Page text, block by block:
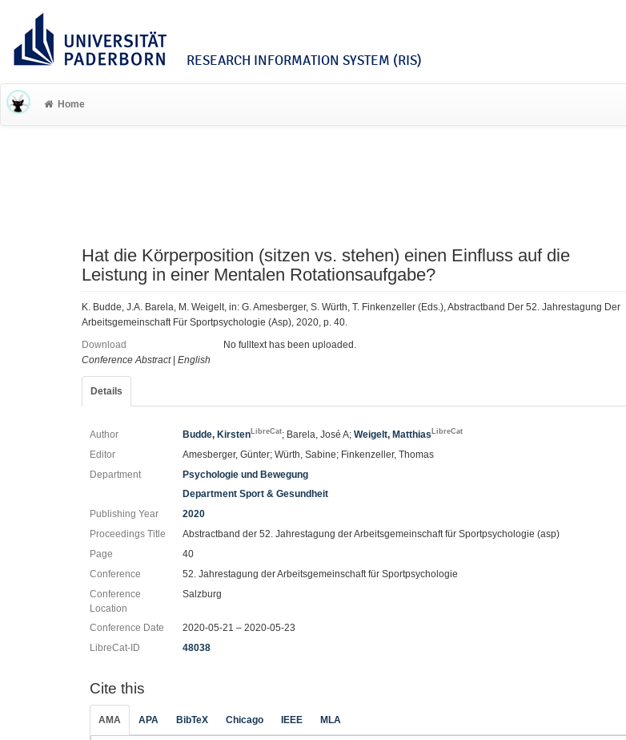
RESEARCH INFORMATION SYSTEM (RIS)
Home
Hat die Körperposition (sitzen vs. stehen) einen Einfluss auf die
Leistung in einer Mentalen Rotationsaufgabe?
K. Budde, J.A. Barela, M. Weigelt, in: G. Amesberger, S. Würth, T. Finkenzeller (Eds.), Abstractband Der 52. Jahrestagung Der
Arbeitsgemeinschaft Für Sportpsychologie (Asp), 2020, p. 40.
Download
No fulltext has been uploaded.
Conference Abstract| English
Details
Author Budde, KirstenLibreCat; Barela, José A;Weigelt, MatthiasLibreCat
Editor
Amesberger, Günter; Würth, Sabine; Finkenzeller, Thomas
Department
Psychologie und Bewegung
Department Sport & Gesundheit
Publishing Year
2020
Proceedings Title
Abstractband der 52. Jahrestagung der Arbeitsgemeinschaft für Sportpsychologie (asp)
Page
40
Conference
52. Jahrestagung der Arbeitsgemeinschaft für Sportpsychologie
Conference
Location
Salzburg
Conference Date
2020-05-21 – 2020-05-23
LibreCat-ID
48038
Cite this
AMA APA BibTeX Chicago IEEE MLA